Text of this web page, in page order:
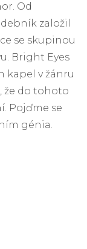
Od
založil
se skupinou
Bright Eyes
kapel v žánru
že do tohoto
Pojďme se
génia.